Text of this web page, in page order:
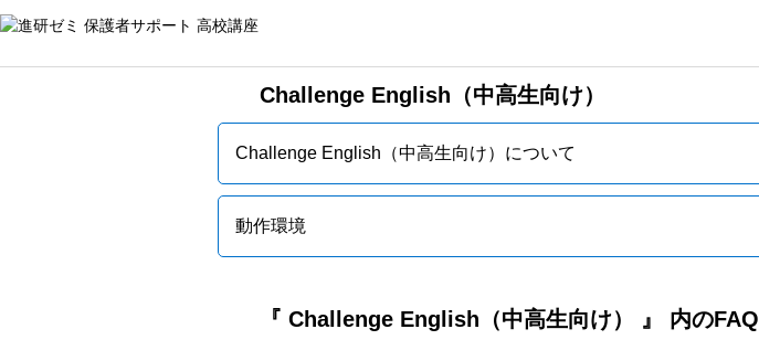
Challenge English（中高生向け）
Challenge English（中高生向け）について
動作環境
『 Challenge English（中高生向け） 』 内のFAQ